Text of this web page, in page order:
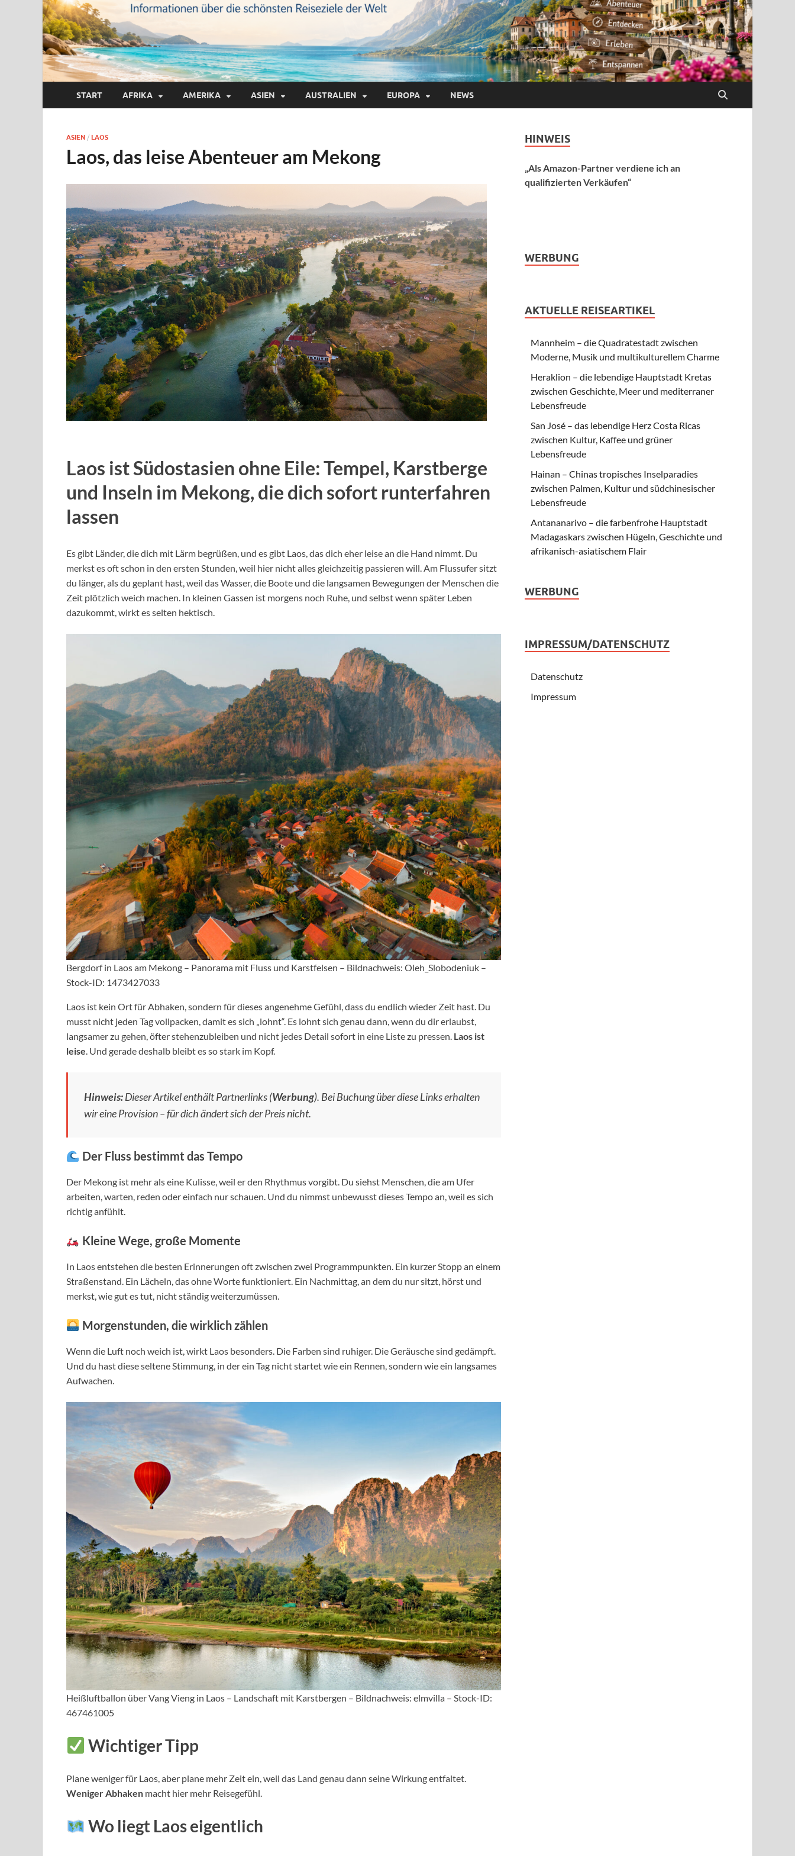
START AFRIKA AMERIKA ASIEN AUSTRALIEN EUROPA NEWS
ASIEN / LAOS
Laos, das leise Abenteuer am Mekong
Laos ist Südostasien ohne Eile: Tempel, Karstberge
und Inseln im Mekong, die dich sofort runterfahren
lassen
Es gibt Länder, die dich mit Lärm begrüßen, und es gibt Laos, das dich eher leise an die Hand nimmt. Du
merkst es oft schon in den ersten Stunden, weil hier nicht alles gleichzeitig passieren will. Am Flussufer sitzt
du länger, als du geplant hast, weil das Wasser, die Boote und die langsamen Bewegungen der Menschen die
Zeit plötzlich weich machen. In kleinen Gassen ist morgens noch Ruhe, und selbst wenn später Leben
dazukommt, wirkt es selten hektisch.
Bergdorf in Laos am Mekong – Panorama mit Fluss und Karstfelsen – Bildnachweis: Oleh_Slobodeniuk –
Stock-ID: 1473427033
Laos ist kein Ort für Abhaken, sondern für dieses angenehme Gefühl, dass du endlich wieder Zeit hast. Du
musst nicht jeden Tag vollpacken, damit es sich „lohnt“. Es lohnt sich genau dann, wenn du dir erlaubst,
langsamer zu gehen, öfter stehenzubleiben und nicht jedes Detail sofort in eine Liste zu pressen. Laos ist
leise. Und gerade deshalb bleibt es so stark im Kopf.
Hinweis:Dieser Artikel enthält Partnerlinks (Werbung). Bei Buchung über diese Links erhalten
wir eine Provision – für dich ändert sich der Preis nicht.
Der Fluss bestimmt das Tempo
Der Mekong ist mehr als eine Kulisse, weil er den Rhythmus vorgibt. Du siehst Menschen, die am Ufer
arbeiten, warten, reden oder einfach nur schauen. Und du nimmst unbewusst dieses Tempo an, weil es sich
richtig anfühlt.
Kleine Wege, große Momente
In Laos entstehen die besten Erinnerungen oft zwischen zwei Programmpunkten. Ein kurzer Stopp an einem
Straßenstand. Ein Lächeln, das ohne Worte funktioniert. Ein Nachmittag, an dem du nur sitzt, hörst und
merkst, wie gut es tut, nicht ständig weiterzumüssen.
Morgenstunden, die wirklich zählen
Wenn die Luft noch weich ist, wirkt Laos besonders. Die Farben sind ruhiger. Die Geräusche sind gedämpft.
Und du hast diese seltene Stimmung, in der ein Tag nicht startet wie ein Rennen, sondern wie ein langsames
Aufwachen.
Heißluftballon über Vang Vieng in Laos – Landschaft mit Karstbergen – Bildnachweis: elmvilla – Stock-ID:
467461005
Wichtiger Tipp
Plane weniger für Laos, aber plane mehr Zeit ein, weil das Land genau dann seine Wirkung entfaltet.
Weniger Abhaken macht hier mehr Reisegefühl.
Wo liegt Laos eigentlich
HINWEIS
„Als Amazon-Partner verdiene ich an
qualifizierten Verkäufen“
WERBUNG
AKTUELLE REISEARTIKEL
Mannheim – die Quadratestadt zwischen
Moderne, Musik und multikulturellem Charme
Heraklion – die lebendige Hauptstadt Kretas
zwischen Geschichte, Meer und mediterraner
Lebensfreude
San José – das lebendige Herz Costa Ricas
zwischen Kultur, Kaffee und grüner
Lebensfreude
Hainan – Chinas tropisches Inselparadies
zwischen Palmen, Kultur und südchinesischer
Lebensfreude
Antananarivo – die farbenfrohe Hauptstadt
Madagaskars zwischen Hügeln, Geschichte und
afrikanisch-asiatischem Flair
WERBUNG
IMPRESSUM/DATENSCHUTZ
Datenschutz
Impressum